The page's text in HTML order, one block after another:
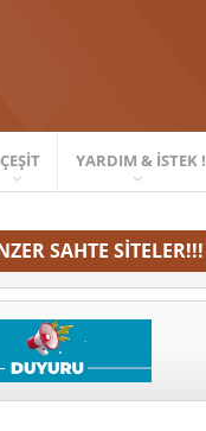
ÇEŞIT YARDIM & İSTEK !
SAHTE SITELER!!!